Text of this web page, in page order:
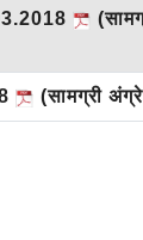
(सामग्री